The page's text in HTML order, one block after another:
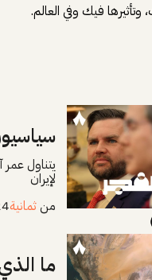
فيك وفي العالم.
يتناول عمر
لإيران
منثمانية24
ما